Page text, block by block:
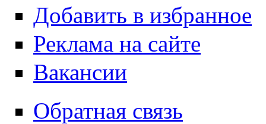
Добавить в избранное
Реклама на сайте
Вакансии
Обратная связь